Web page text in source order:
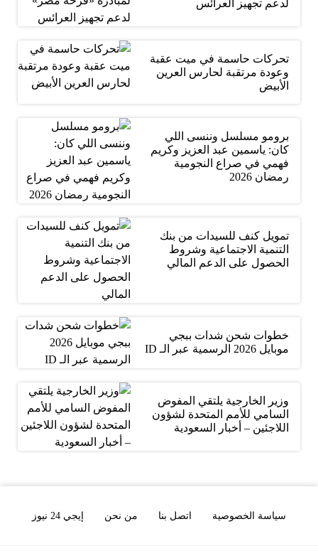
لدعم تجهيز العرائس
تحركات حاسمة في ميت عقبة
وعودة مرتقبة لحارس العرين
الأبيض
برومو مسلسل وننسى اللي
كان: ياسمين عبد العزيز وكريم
فهمي في صراع النجومية
رمضان 2026
تمويل كنف للسيدات من بنك
التنمية الاجتماعية وشروط
الحصول على الدعم المالي
خطوات شحن شدات ببجي
موبايل 2026 الرسمية عبر الـ ID
وزير الخارجية يلتقي المفوض
السامي للأمم المتحدة لشؤون
اللاجئين – أخبار السعودية
سياسة الخصوصية اتصل بنا من نحن إيجي 24 نيوز